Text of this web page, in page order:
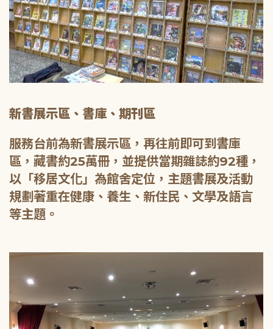
新書展示區、書庫、期刊區
服務台前為新書展示區，再往前即可到書庫
區，藏書約25萬冊，並提供當期雜誌約92種，
以「移居文化」為館舍定位，主題書展及活動
規劃著重在健康、養生、新住民、文學及語言
等主題。